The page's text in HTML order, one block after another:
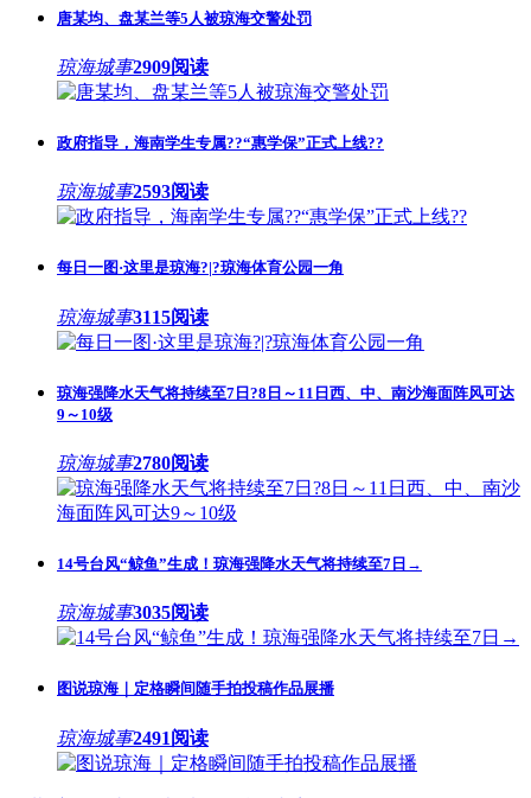
唐某均、盘某兰等5人被琼海交警处罚
琼海城事2909阅读
政府指导，海南学生专属??“惠学保”正式上线??
琼海城事2593阅读
每日一图·这里是琼海?|?琼海体育公园一角
琼海城事3115阅读
琼海强降水天气将持续至7日?8日～11日西、中、南沙海面阵风可达
9～10级
琼海城事2780阅读
14号台风“鲸鱼”生成！琼海强降水天气将持续至7日→
琼海城事3035阅读
图说琼海｜定格瞬间随手拍投稿作品展播
琼海城事2491阅读